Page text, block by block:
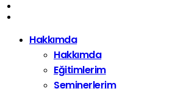
Hakkımda
Hakkımda
Eğitimlerim
Seminerlerim